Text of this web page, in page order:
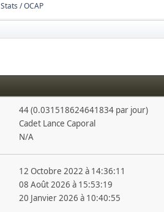
Stats / OCAP
44 (0.031518624641834 par jour)
Cadet Lance Caporal
N/A
12 Octobre 2022 à 14:36:11
08 Août 2026 à 15:53:19
20 Janvier 2026 à 10:40:55